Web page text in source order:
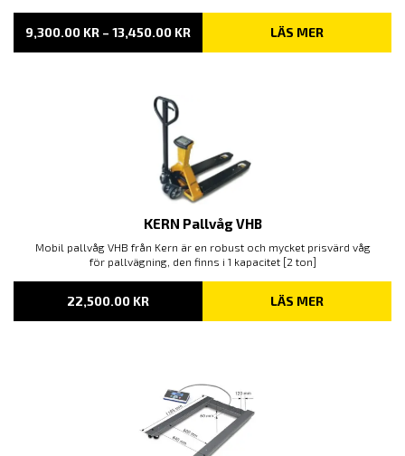
9,300.00 KR – 13,450.00 KRPRISINTERVALL:
TILL
LÄS MER
KERN Pallvåg VHB
Mobil pallvåg VHB från Kern är en robust och mycket prisvärd våg
för pallvägning, den finns i 1 kapacitet [2 ton]
22,500.00 KR LÄS MER